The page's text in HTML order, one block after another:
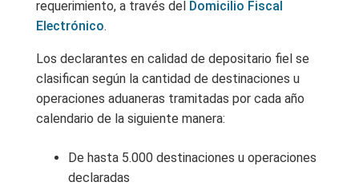
requerimiento, a través del Domicilio Fiscal
Electrónico.
Los declarantes en calidad de depositario fiel se
clasifican según la cantidad de destinaciones u
operaciones aduaneras tramitadas por cada año
calendario de la siguiente manera:
De hasta 5.000 destinaciones u operaciones
declaradas